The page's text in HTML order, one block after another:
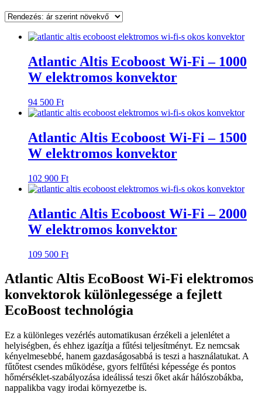
Atlantic Altis Ecoboost Wi-Fi – 1000
W elektromos konvektor
94 500 Ft
Atlantic Altis Ecoboost Wi-Fi – 1500
W elektromos konvektor
102 900 Ft
Atlantic Altis Ecoboost Wi-Fi – 2000
W elektromos konvektor
109 500 Ft
Atlantic Altis EcoBoost Wi-Fi elektromos
konvektorok különlegessége a fejlett
EcoBoost technológia
Ez a különleges vezérlés automatikusan érzékeli a jelenlétet a
helyiségben, és ehhez igazítja a fűtési teljesítményt. Ez nemcsak
kényelmesebbé, hanem gazdaságosabbá is teszi a használatukat. A
fűtőtest csendes működése, gyors felfűtési képessége és pontos
hőmérséklet-szabályozása ideálissá teszi őket akár hálószobákba,
nappalikba vagy irodai környezetbe is.